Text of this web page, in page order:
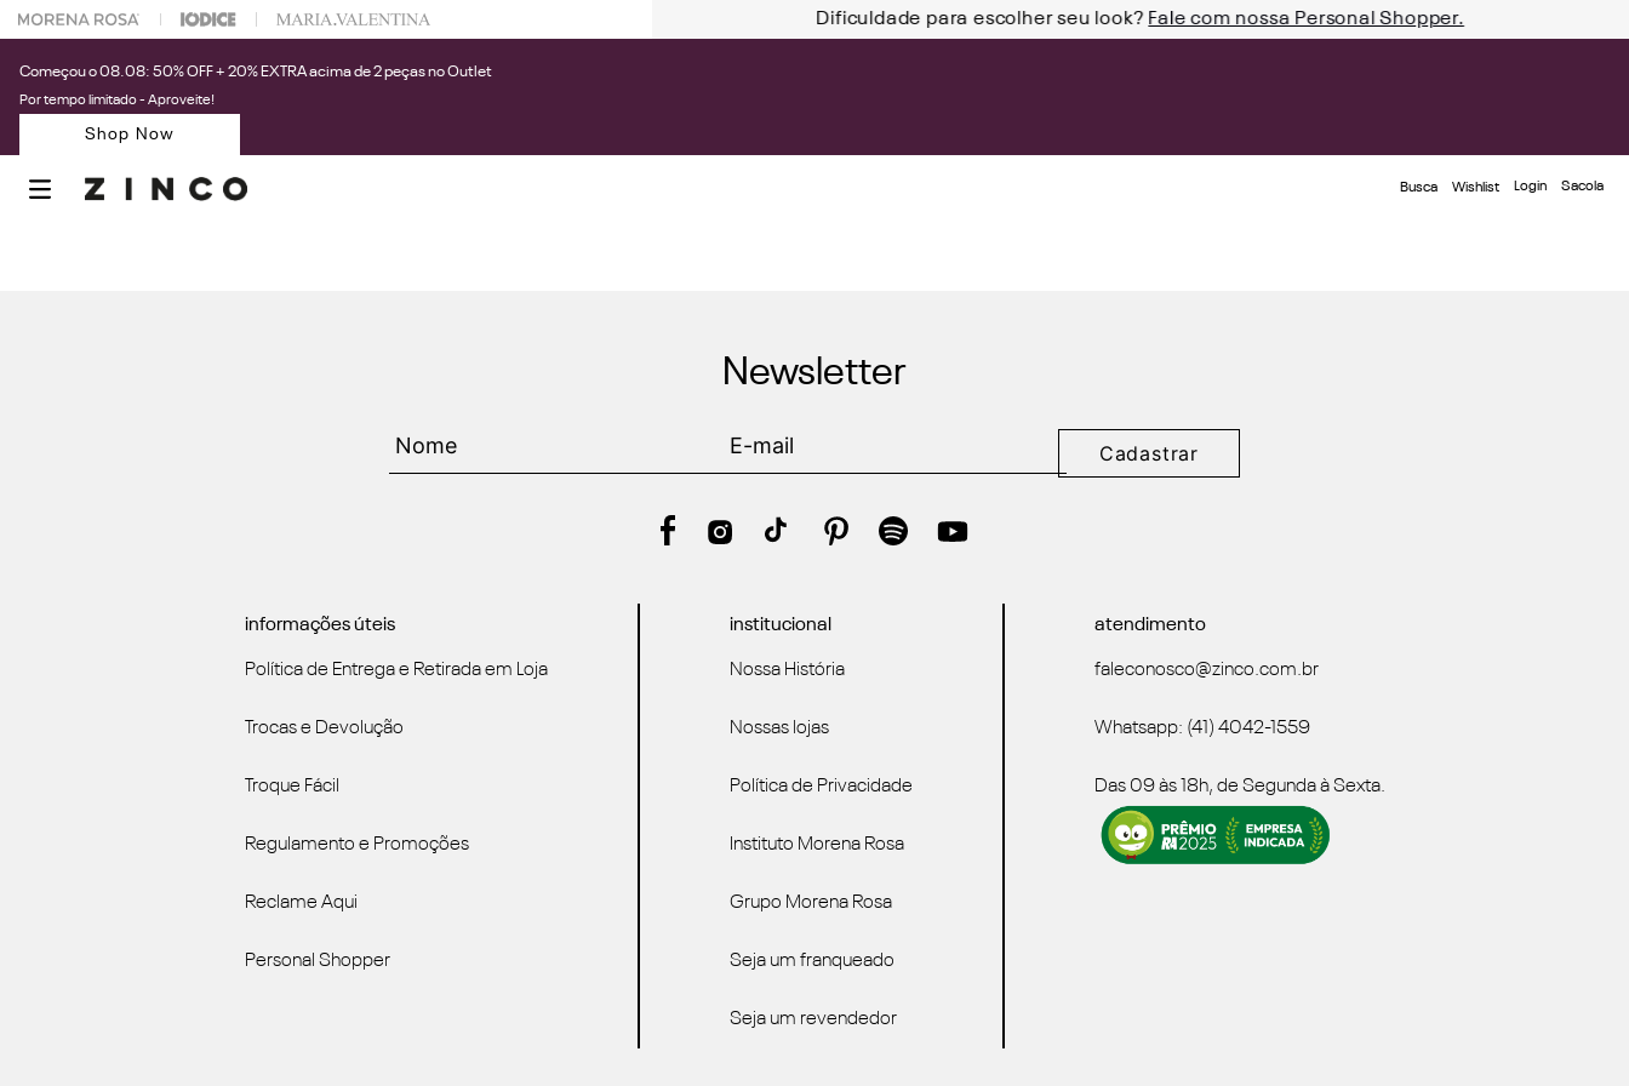
na sua 1° compra usando o cupom: PRIMEIRAZIN Dificuldade para escolher seu look? Fale com nossa Personal Shopper.
Começou o 08.08: 50% OFF + 20% EXTRA acima de 2 peças no Outlet
Por tempo limitado - Aproveite!
Shop Now
Busca Wishlist Login
Newsletter
Cadastrar
informações úteis
Política de Entrega e Retirada em Loja
Trocas e Devolução
Troque Fácil
Regulamento e Promoções
Reclame Aqui
Personal Shopper
institucional
Nossa História
Nossas lojas
Política de Privacidade
Instituto Morena Rosa
Grupo Morena Rosa
Seja um franqueado
Seja um revendedor
atendimento
faleconosco@zinco.com.br
Whatsapp: (41) 4042-1559
Das 09 às 18h, de Segunda à Sexta.